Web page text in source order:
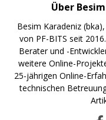
Über
Besim Karadeniz
von PF-BITS seit
Berater und -
weitere Online-
25-jährigen Online-
technischen